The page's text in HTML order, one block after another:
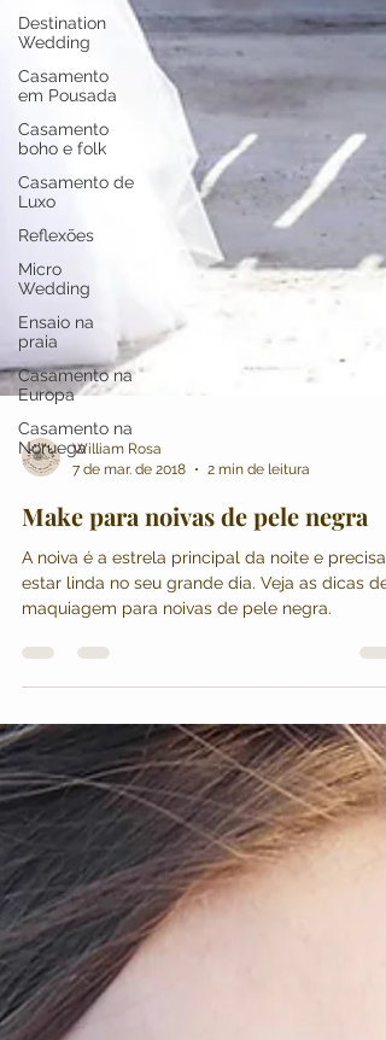
Destination
Wedding
Casamento
em Pousada
Casamento
boho e folk
Casamento de
Luxo
Reflexões
Micro
Wedding
Ensaio na
praia
Casamento na
Europa
Casamento na
Noruega
7 de mar. de 2018
2 min de leitura
Make para noivas de pele negra
A noiva é a estrela principal da noite e precisa
maquiagem para noivas de pele negra.